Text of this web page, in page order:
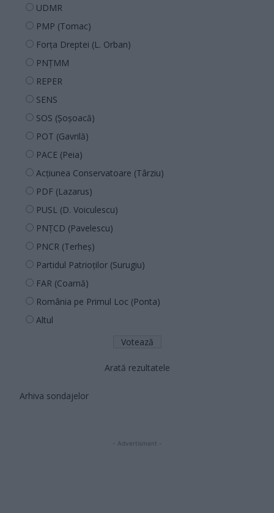
UDMR
PMP (Tomac)
Forța Dreptei (L. Orban)
PNȚMM
REPER
SENS
SOS (Șoșoacă)
POT (Gavrilă)
PACE (Peia)
Acțiunea Conservatoare (Târziu)
PDF (Lazarus)
PUSL (D. Voiculescu)
PNȚCD (Pavelescu)
PNCR (Terheș)
Partidul Patrioților (Surugiu)
FAR (Coarnă)
România pe Primul Loc (Ponta)
Altul
Arată rezultatele
Arhiva sondajelor
- Advertisment -